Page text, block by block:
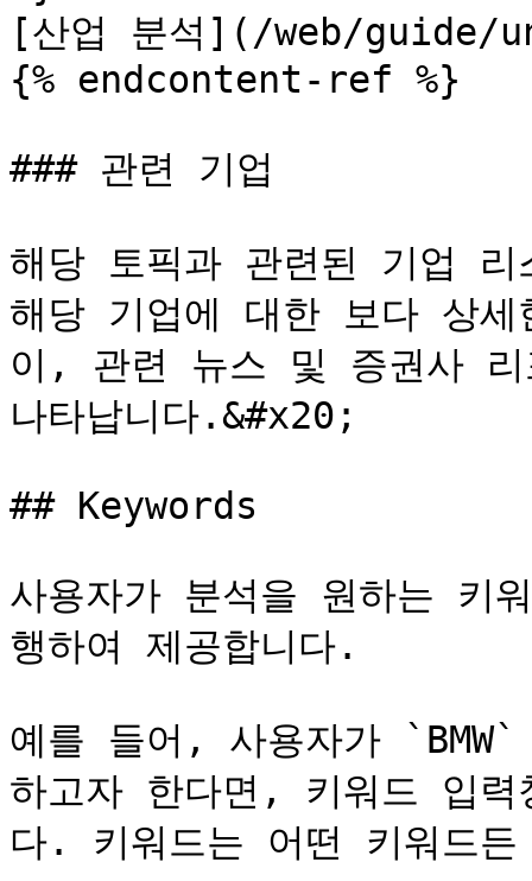
[산업 분석](/web/guide/
{% endcontent-ref %}
### 관련 기업
해당 토픽과 관련된 기업
해당 기업에 대한 보다 상
이, 관련 뉴스 및 증권사
나타납니다.&#x20;
## Keywords
사용자가 분석을 원하는 키
행하여 제공합니다.
예를 들어, 사용자가
하고자 한다면, 키워드 입력
다. 키워드는 어떤 키워드